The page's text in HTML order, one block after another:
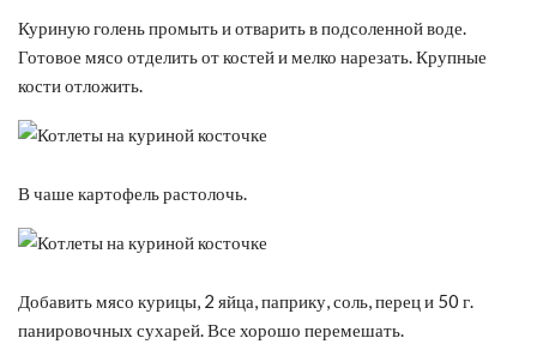
Куриную голень промыть и отварить в подсоленной воде.
Готовое мясо отделить от костей и мелко нарезать. Крупные
кости отложить.
В чаше картофель растолочь.
Добавить мясо курицы, 2 яйца, паприку, соль, перец и 50 г.
панировочных сухарей. Все хорошо перемешать.